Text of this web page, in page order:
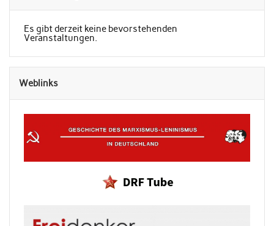
Es gibt derzeit keine bevorstehenden
Veranstaltungen.
Weblinks